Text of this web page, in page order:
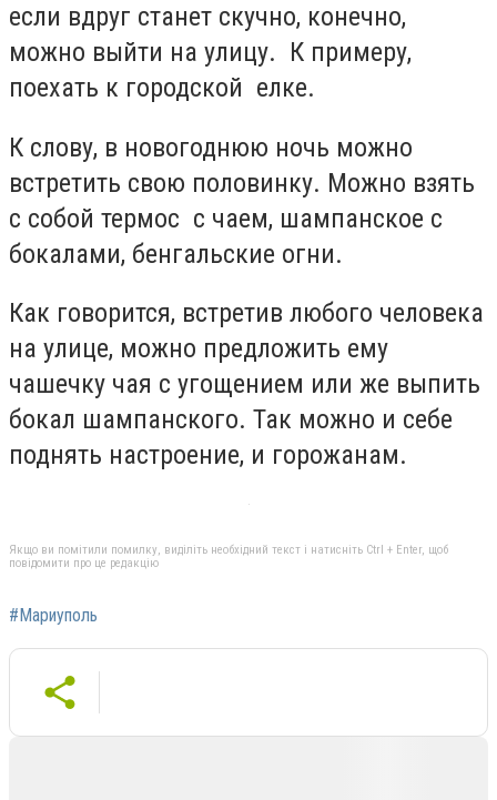
если вдруг станет скучно, конечно,
можно выйти на улицу. К примеру,
поехать к городской елке.
К слову, в новогоднюю ночь можно
встретить свою половинку. Можно взять
с собой термос с чаем, шампанское с
бокалами, бенгальские огни.
Как говорится, встретив любого человека
на улице, можно предложить ему
чашечку чая с угощением или же выпить
бокал шампанского. Так можно и себе
поднять настроение, и горожанам.
Якщо ви помітили помилку, виділіть необхідний текст і натисніть Ctrl + Enter, щоб
повідомити про це редакцію
#Мариуполь